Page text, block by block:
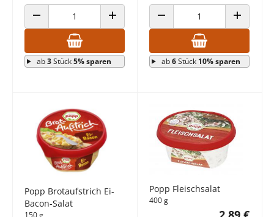
ANZAHL VERRINGERN ANZAHL ERHÖHEN
ab3Stück5% sparen
ANZAHL VERRINGERN ANZAHL
ab6Stück 10% sparen
Popp Brotaufstrich Ei-
Bacon-Salat
Popp Fleischsalat
400 g